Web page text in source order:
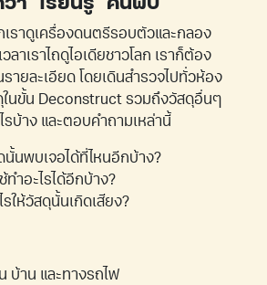
ว้า เรียนรู้ ค้นพบ
เราดูเครื่องดนตรีรอบตัวและกลอง
ลาเราไถดูไอเดียชาวโลก เราก็ต้อง
ายละเอียด โดยเดินสำรวจไปทั่วห้อง
ในขั้น Deconstruct รวมถึงวัสดุอื่นๆ
รบ้าง และตอบคำถามเหล่านี้
นั้นพบเจอได้ที่ไหนอีกบ้าง?
ทำอะไรได้อีกบ้าง?
ให้วัสดุนั้นเกิดเสียง?
บ้าน และทางรถไฟ